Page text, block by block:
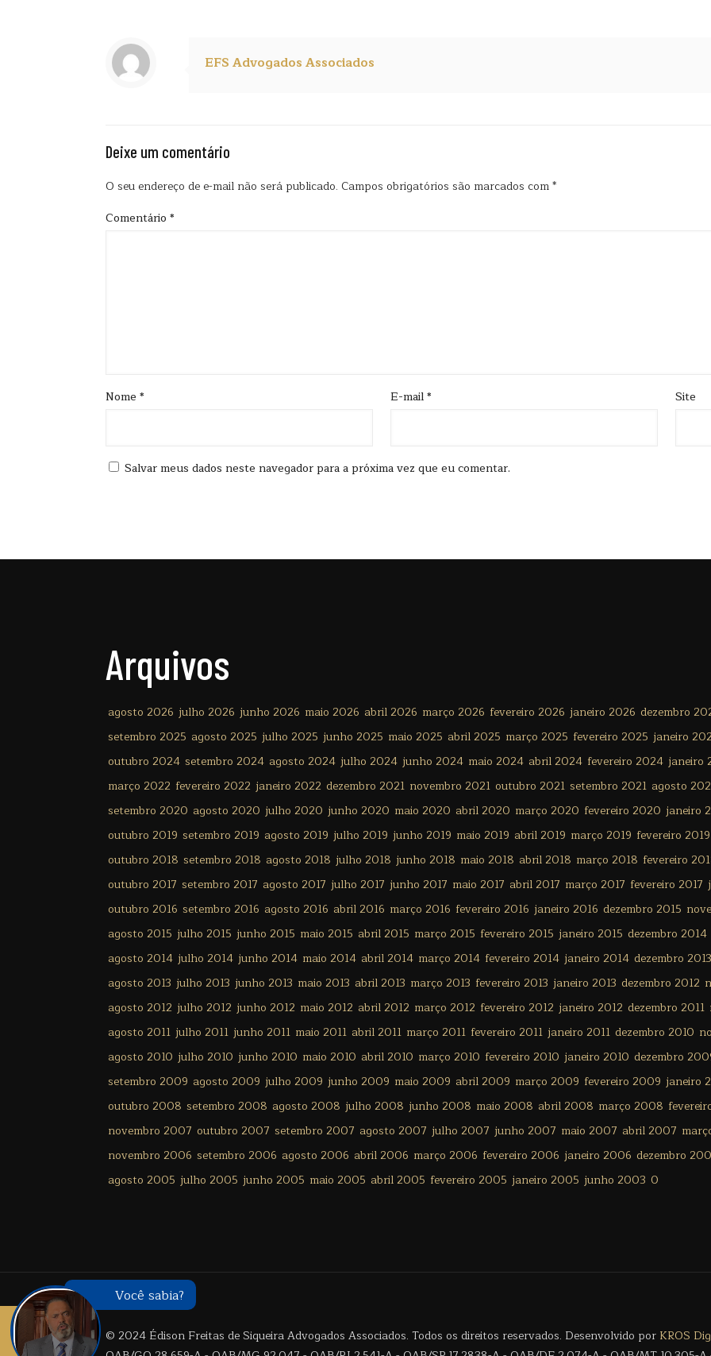
EFS Advogados Associados
Deixe um comentário
O seu endereço de e-mail não será publicado. Campos obrigatórios são marcados com*
Comentário *
Nome * E-mail* Site
Salvar meus dados neste navegador para a próxima vez que eu comentar.
Arquivos
agosto 2026 julho 2026 junho 2026 maio 2026 abril 2026 março 2026 fevereiro 2026 janeiro 2026 dezembro
setembro 2025 agosto 2025 julho 2025 junho 2025 maio 2025 abril 2025 março 2025 fevereiro 2025 janeiro
outubro 2024 setembro 2024 agosto 2024 julho 2024 junho 2024 maio 2024 abril 2024 fevereiro 2024 janeiro
março 2022 fevereiro 2022 janeiro 2022 dezembro 2021 novembro 2021 outubro 2021 setembro 2021 agosto
setembro 2020 agosto 2020 julho 2020 junho 2020 maio 2020 abril 2020 março 2020 fevereiro 2020 janeiro
outubro 2019 setembro 2019 agosto 2019 julho 2019 junho 2019 maio 2019 abril 2019 março 2019 fevereiro 2019
outubro 2018 setembro 2018 agosto 2018 julho 2018 junho 2018 maio 2018 abril 2018 março 2018 fevereiro
outubro 2017 setembro 2017 agosto 2017 julho 2017 junho 2017 maio 2017 abril 2017 março 2017 fevereiro 2017
outubro 2016 setembro 2016 agosto 2016 abril 2016 março 2016 fevereiro 2016 janeiro 2016 dezembro 2015
agosto 2015 julho 2015 junho 2015 maio 2015 abril 2015 março 2015 fevereiro 2015 janeiro 2015 dezembro 2014
agosto 2014 julho 2014 junho 2014 maio 2014 abril 2014 março 2014 fevereiro 2014 janeiro 2014 dezembro 2013
agosto 2013 julho 2013 junho 2013 maio 2013 abril 2013 março 2013 fevereiro 2013 janeiro 2013 dezembro 2012
agosto 2012 julho 2012 junho 2012 maio 2012 abril 2012 março 2012 fevereiro 2012 janeiro 2012 dezembro 2011
agosto 2011 julho 2011 junho 2011 maio 2011 abril 2011 março 2011 fevereiro 2011 janeiro 2011 dezembro 2010
agosto 2010 julho 2010 junho 2010 maio 2010 abril 2010 março 2010 fevereiro 2010 janeiro 2010 dezembro
setembro 2009 agosto 2009 julho 2009 junho 2009 maio 2009 abril 2009 março 2009 fevereiro 2009 janeiro
outubro 2008 setembro 2008 agosto 2008 julho 2008 junho 2008 maio 2008 abril 2008 março 2008
novembro 2007 outubro 2007 setembro 2007 agosto 2007 julho 2007 junho 2007 maio 2007 abril 2007
novembro 2006 setembro 2006 agosto 2006 abril 2006 março 2006 fevereiro 2006 janeiro 2006 dezembro
agosto 2005 julho 2005 junho 2005 maio 2005 abril 2005 fevereiro 2005 janeiro 2005 junho 2003 0
© 2024 Édison Freitas de Siqueira Advogados Associados. Todos os direitos reservados. Desenvolvido por KROS
Você sabia?